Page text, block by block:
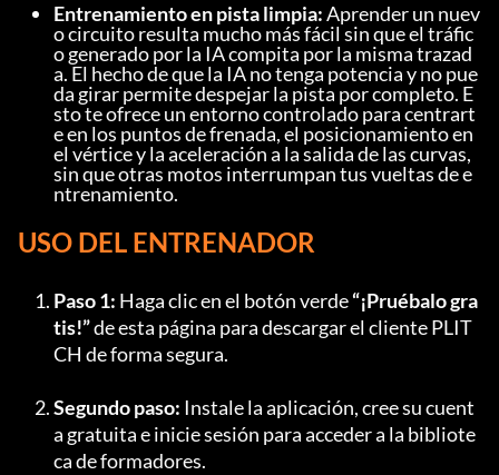
Entrenamiento en pista limpia: Aprender un nuev
o circuito resulta mucho más fácil sin que el tráfic
o generado por la IA compita por la misma trazad
a. El hecho de que la IA no tenga potencia y no pue
da girar permite despejar la pista por completo. E
sto te ofrece un entorno controlado para centrart
e en los puntos de frenada, el posicionamiento en
el vértice y la aceleración a la salida de las curvas,
sin que otras motos interrumpan tus vueltas de e
ntrenamiento.
USO DEL ENTRENADOR
Paso 1: Haga clic en el botón verde “¡Pruébalo gra
tis!” de esta página para descargar el cliente PLIT
CH de forma segura.
Segundo paso: Instale la aplicación, cree su cuent
a gratuita e inicie sesión para acceder a la bibliote
ca de formadores.